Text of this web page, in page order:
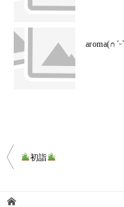
投
ナ
初詣